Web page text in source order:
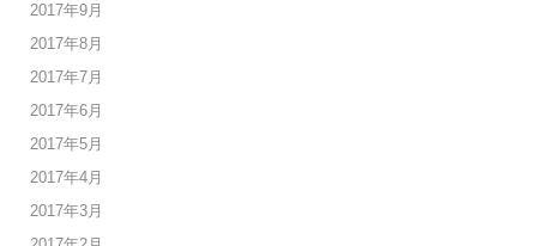
2017年9月
2017年8月
2017年7月
2017年6月
2017年5月
2017年4月
2017年3月